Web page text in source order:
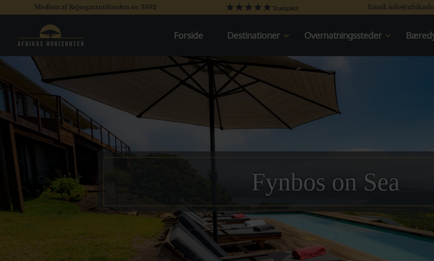
Medlem af Rejsegarantifonden nr. 3392 Email:
Forside
Destinationer
Oplev Kenya
Rejser til Kenya
Tanzania
Oplev Tanzania
Rejser til Tanzania
Uganda
Sydafrika
Oplev Sydafrika
Botswana
Oplev Botswana
Rejser til Botswana
Overnatningssteder
Tanzania
Uganda
Sydafrika
Botswana
Namibia
Det indiske Ocean
Fynbos on Sea